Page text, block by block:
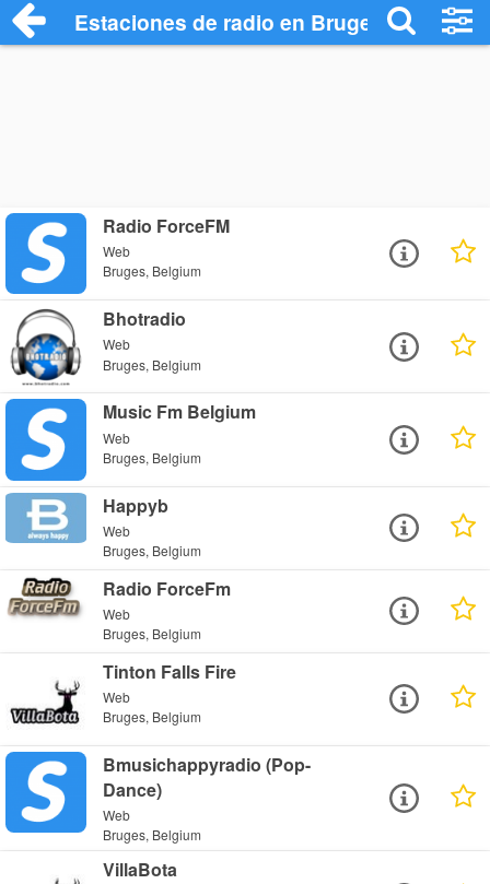
Estaciones de radio en Bruges -
Radio ForceFM
Web
Bruges, Belgium
Bhotradio
Web
Bruges, Belgium
Music Fm Belgium
Web
Bruges, Belgium
Happyb
Web
Bruges, Belgium
Radio ForceFm
Web
Bruges, Belgium
Tinton Falls Fire
Web
Bruges, Belgium
Bmusichappyradio (Pop-
Dance)
Web
Bruges, Belgium
VillaBota